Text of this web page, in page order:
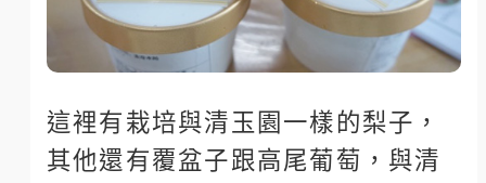
這裡有栽培與清玉園一樣的梨子，
其他還有覆盆子跟高尾葡萄，與清